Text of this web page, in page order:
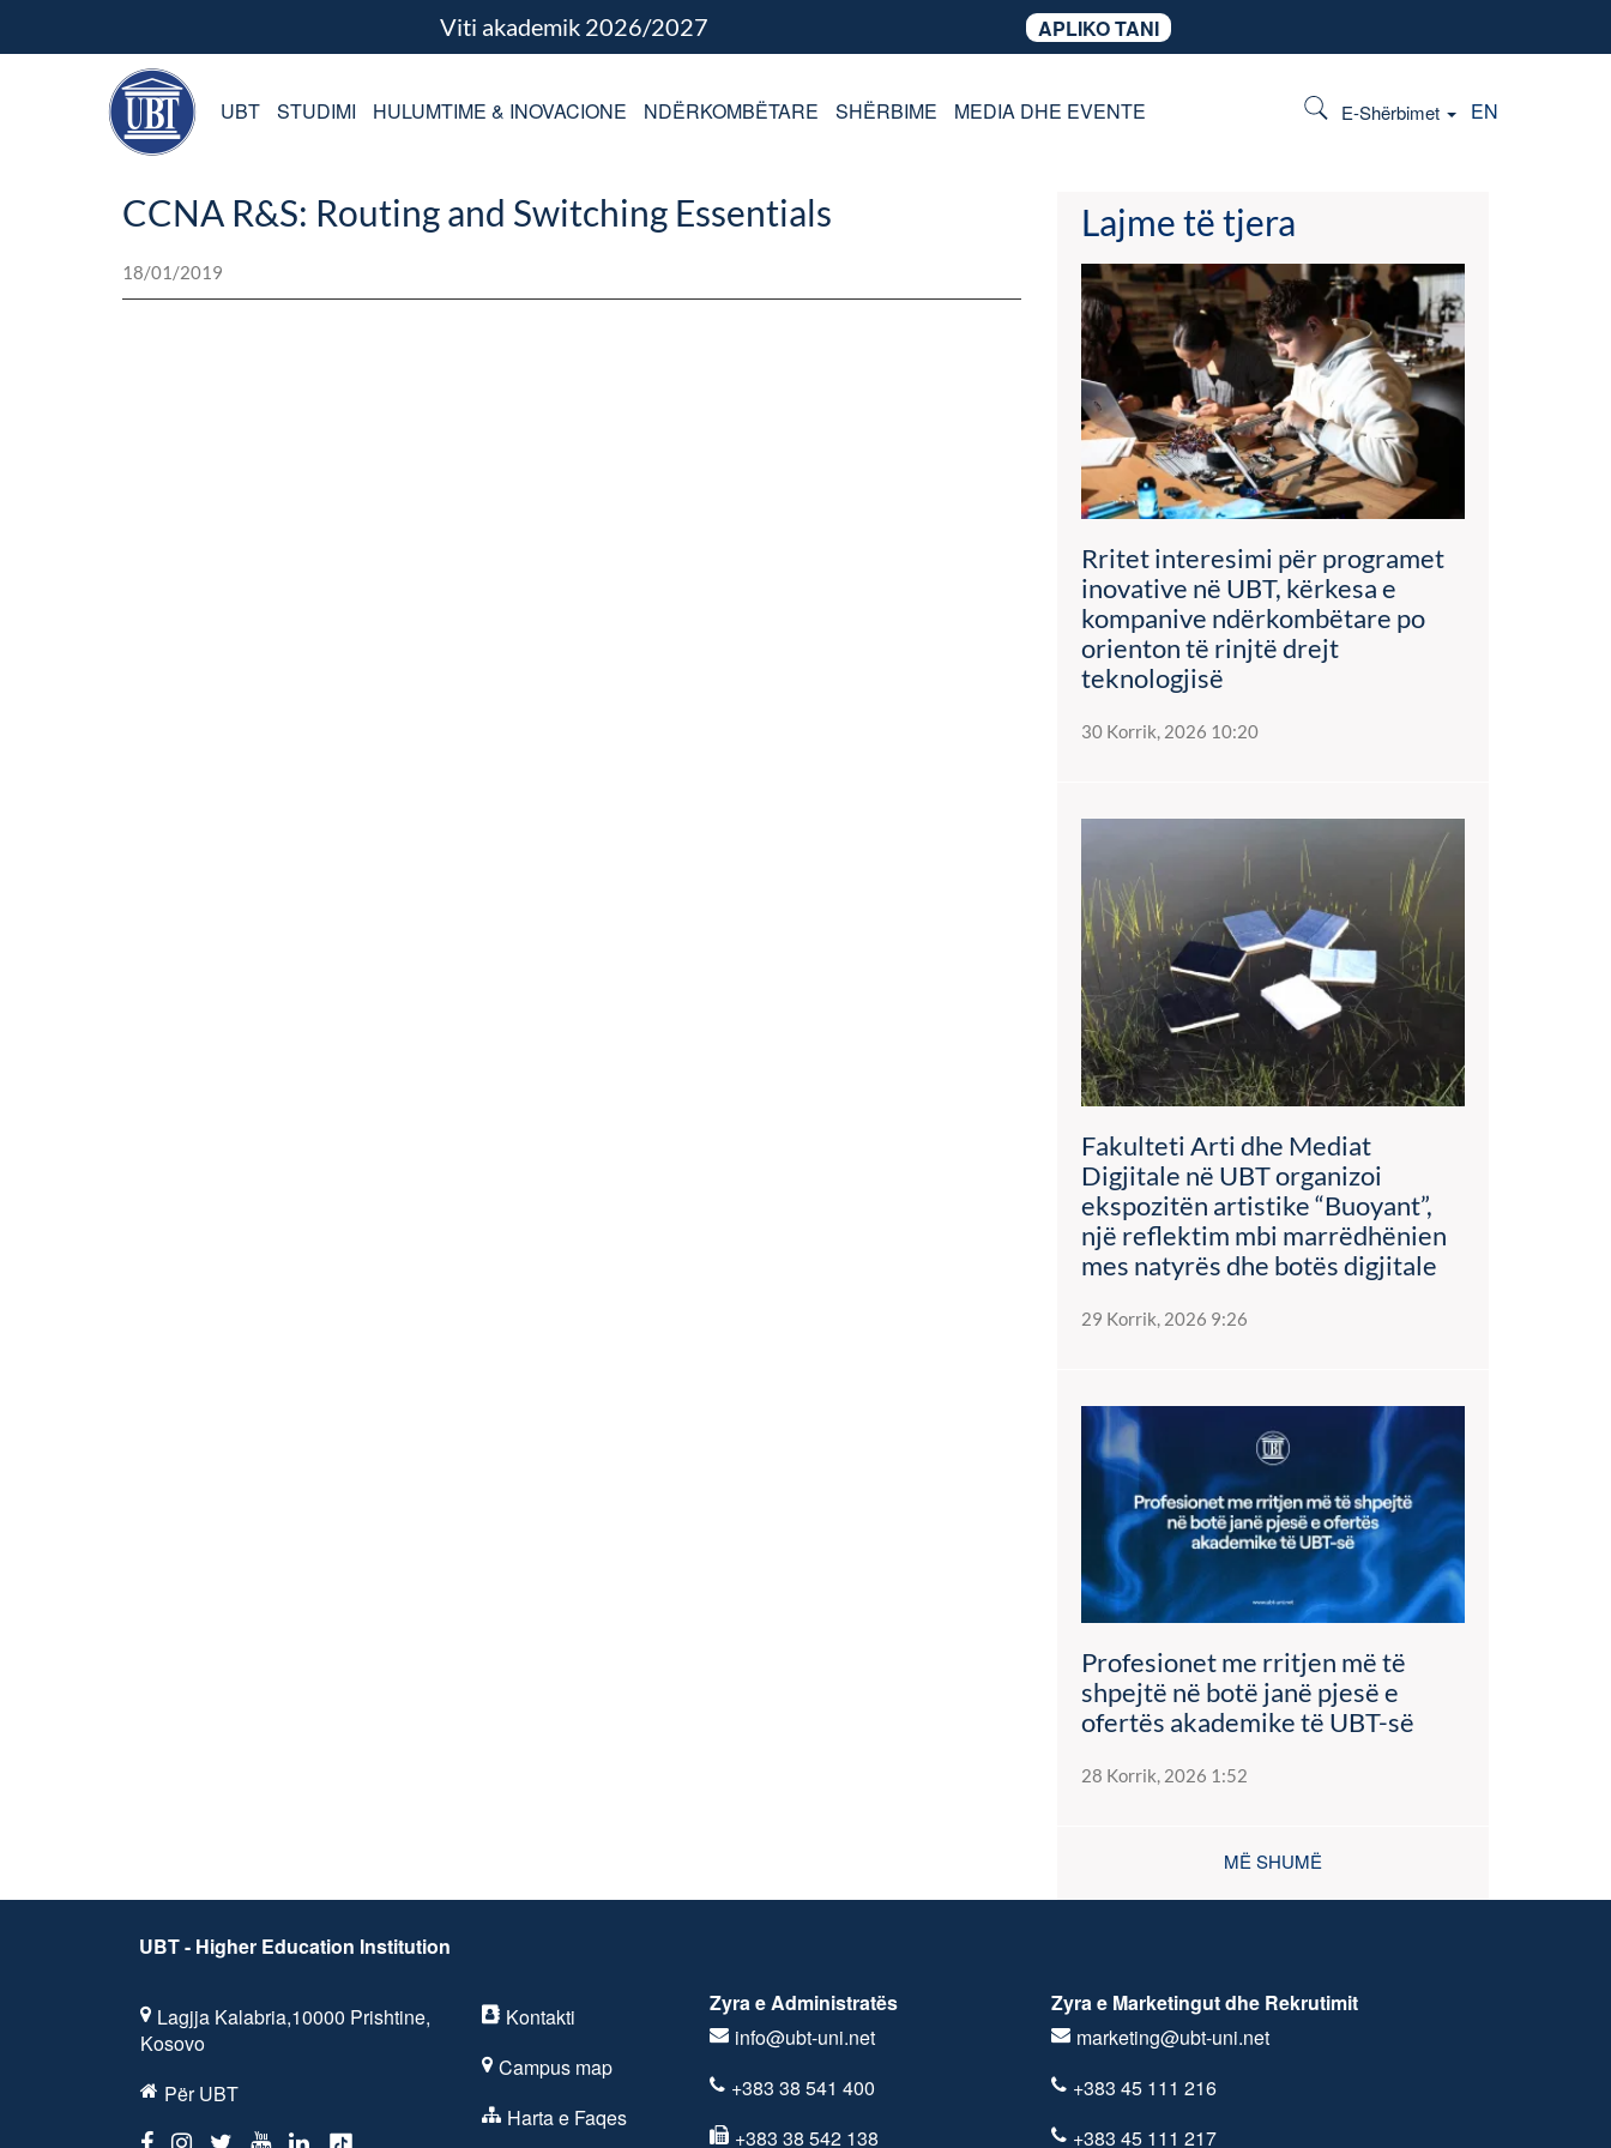
Viti akademik 2026/2027 APLIKO TANI
E-Shërbimet EN
UBT STUDIMI HULUMTIME & INOVACIONE NDËRKOMBËTARE SHËRBIME MEDIA DHE EVENTE
CCNA R&S: Routing and Switching Essentials
18/01/2019
Lajme të tjera
Rritet interesimi për programet
inovative në UBT, kërkesa e
kompanive ndërkombëtare po
orienton të rinjtë drejt
teknologjisë
30 Korrik, 2026 10:20
Fakulteti Arti dhe Mediat
Digjitale në UBT organizoi
ekspozitën artistike “Buoyant”,
një reflektim mbi marrëdhënien
mes natyrës dhe botës digjitale
29 Korrik, 2026 9:26
Profesionet me rritjen më të
shpejtë në botë janë pjesë e
ofertës akademike të UBT-së
28 Korrik, 2026 1:52
MË SHUMË
UBT - Higher Education Institution
Lagjja Kalabria,10000 Prishtine,
Kosovo
Për UBT
Kontakti
Campus map
Harta e Faqes
Zyra e Administratës
info@ubt-uni.net
+383 38 541 400
+383 38 542 138
Zyra e Marketingut dhe Rekrutimit
marketing@ubt-uni.net
+383 45 111 216
+383 45 111 217